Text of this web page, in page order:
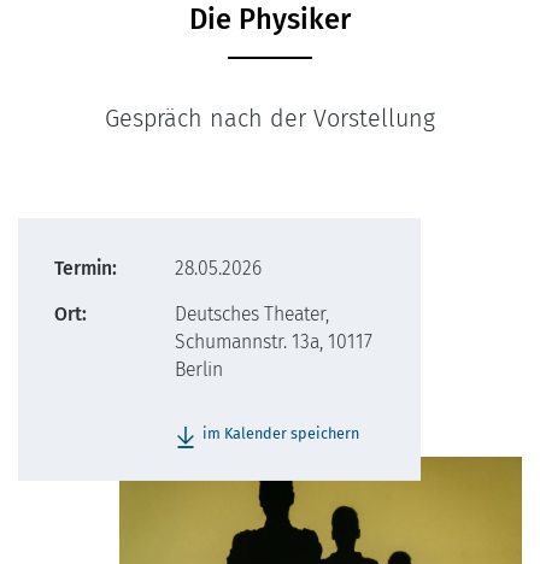
Die Physiker
Gespräch nach der Vorstellung
Termin:
28.05.2026
Ort:
Deutsches Theater,
Schumannstr. 13a, 10117
Berlin
im Kalender speichern